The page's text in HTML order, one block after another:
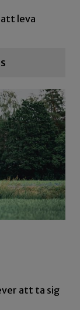
leva
att ta sig